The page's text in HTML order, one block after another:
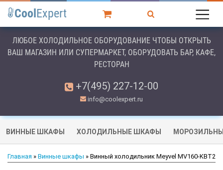
Cool Expert
ЛЮБОЕ ХОЛОДИЛЬНОЕ ОБОРУДОВАНИЕ ЧТОБЫ ОТКРЫТЬ
ВАШ МАГАЗИН ИЛИ СУПЕРМАРКЕТ, ОБОРУДОВАТЬ БАР, КАФЕ,
РЕСТОРАН
+7(495) 227-12-00
info@coolexpert.ru
ВИННЫЕ ШКАФЫ ХОЛОДИЛЬНЫЕ ШКАФЫ
Главная » Винные шкафы » Винный холодильник Meyvel MV160-KBT2